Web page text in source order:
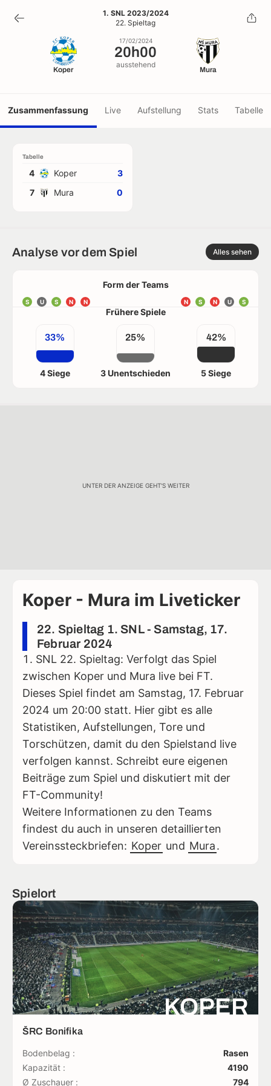
20h00
17/02/2024
1. SNL 2023/2024
22. Spieltag
Koper
17/02/2024
20h00
ausstehend
Mura
Zusammenfassung Live Aufstellung Stats Tabelle
Tabelle
4 Koper
3
7
Mura 0
Analyse vor dem Spiel Alles sehen
Form der Teams
S U S N N S
U
N
S
N
Frühere Spiele
33%
4 Siege
25%
3 Unentschieden
42%
5 Siege
UNTER DER ANZEIGE GEHT'S WEITER
Koper - Mura im Liveticker
22. Spieltag 1. SNL - Samstag, 17.
Februar 2024
SNL 22. Spieltag: Verfolgt das Spiel
zwischen Koper und Mura live bei FT.
Dieses Spiel findet am Samstag, 17. Februar
2024 um 20:00 statt. Hier gibt es alle
Statistiken, Aufstellungen, Tore und
Torschützen, damit du den Spielstand live
verfolgen kannst. Schreibt eure eigenen
Beiträge zum Spiel und diskutiert mit der
FT-Community!
Weitere Informationen zu den Teams
findest du auch in unseren detaillierten
Vereinssteckbriefen: Koper und Mura.
Spielort
KOPER
ŠRC Bonifika
Bodenbelag :
Rasen
Kapazität :
4190
Ø Zuschauer :
794